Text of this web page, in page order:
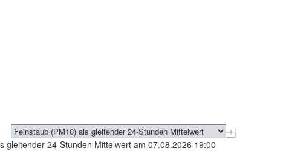
gleitender 24-Stunden Mittelwert am 07.08.2026 19:00